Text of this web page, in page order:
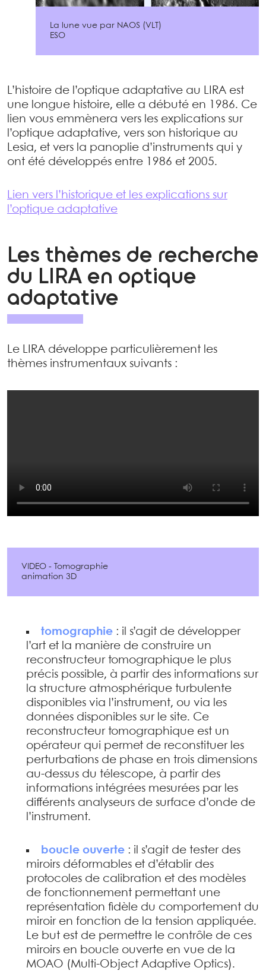
La lune vue par NAOS (VLT)
ESO
L’histoire de l’optique adaptative au LIRA est
une longue histoire, elle a débuté en 1986. Ce
lien vous emmènera vers les explications sur
l’optique adaptative, vers son historique au
Lesia, et vers la panoplie d’instruments qui y
ont été développés entre 1986 et 2005.
Lien vers l’historique et les explications sur
l’optique adaptative
Les thèmes de recherche
du LIRA en optique
adaptative
Le LIRA développe particulièrement les
thèmes instrumentaux suivants :
VIDEO - Tomographie
animation 3D
tomographie : il s’agit de développer
l’art et la manière de construire un
reconstructeur tomographique le plus
précis possible, à partir des informations sur
la structure atmosphérique turbulente
disponibles via l’instrument, ou via les
données disponibles sur le site. Ce
reconstructeur tomographique est un
opérateur qui permet de reconstituer les
perturbations de phase en trois dimensions
au-dessus du télescope, à partir des
informations intégrées mesurées par les
différents analyseurs de surface d’onde de
l’instrument.
boucle ouverte : il s’agit de tester des
miroirs déformables et d’établir des
protocoles de calibration et des modèles
de fonctionnement permettant une
représentation fidèle du comportement du
miroir en fonction de la tension appliquée.
Le but est de permettre le contrôle de ces
miroirs en boucle ouverte en vue de la
MOAO (Multi-Object Adaptive Optics).